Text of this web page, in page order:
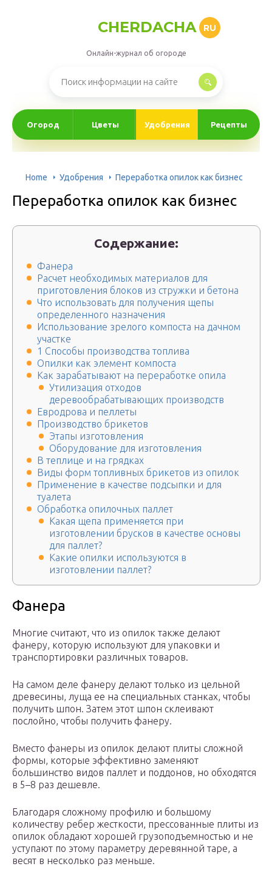
CHERDACHA RU
Онлайн-журнал об огороде
Огород Цветы Удобрения Рецепты
Home Удобрения Переработка опилок как бизнес
Переработка опилок как бизнес
Содержание:
Фанера
Расчет необходимых материалов для
приготовления блоков из стружки и бетона
Что использовать для получения щепы
определенного назначения
Использование зрелого компоста на дачном
участке
1 Способы производства топлива
Опилки как элемент компоста
Как зарабатывают на переработке опила
Утилизация отходов
деревообрабатывающих производств
Евродрова и пеллеты
Производство брикетов
Этапы изготовления
Оборудование для изготовления
В теплице и на грядках
Виды форм топливных брикетов из опилок
Применение в качестве подсыпки и для
туалета
Обработка опилочных паллет
Какая щепа применяется при
изготовлении брусков в качестве основы
для паллет?
Какие опилки используются в
изготовлении паллет?
Фанера
Многие считают, что из опилок также делают
фанеру, которую используют для упаковки и
транспортировки различных товаров.
На самом деле фанеру делают только из цельной
древесины, луща ее на специальных станках, чтобы
получить шпон. Затем этот шпон склеивают
послойно, чтобы получить фанеру.
Вместо фанеры из опилок делают плиты сложной
формы, которые эффективно заменяют
большинство видов паллет и поддонов, но обходятся
в 5–8 раз дешевле.
Благодаря сложному профилю и большому
количеству ребер жесткости, прессованные плиты из
опилок обладают хорошей грузоподъемностью и не
уступают по этому параметру деревянной таре, а
весят в несколько раз меньше.